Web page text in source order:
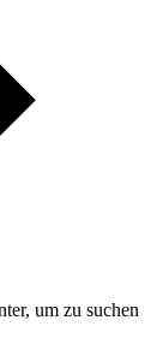
um zu suchen